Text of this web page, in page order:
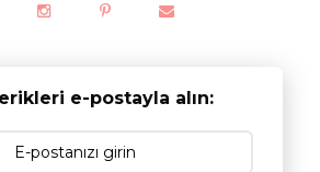
e-postayla alın: